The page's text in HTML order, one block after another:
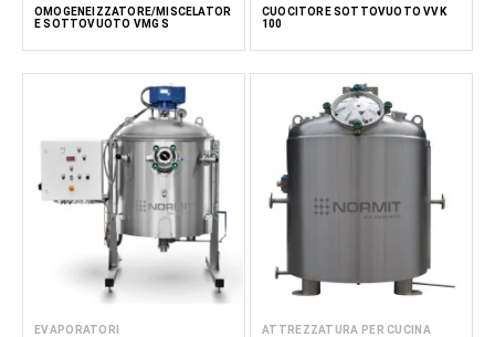
OMOGENEIZZATORE/MISCELATOR
E SOTTOVUOTO VMG S
CUOCITORE SOTTOVUOTO VVK
100
EVAPORATORI
ATTREZZATURA PER CUCINA